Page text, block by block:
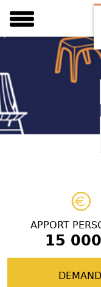
APPORT
15